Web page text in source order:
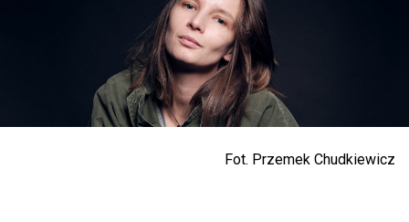
Fot. Przemek Chudkiewicz